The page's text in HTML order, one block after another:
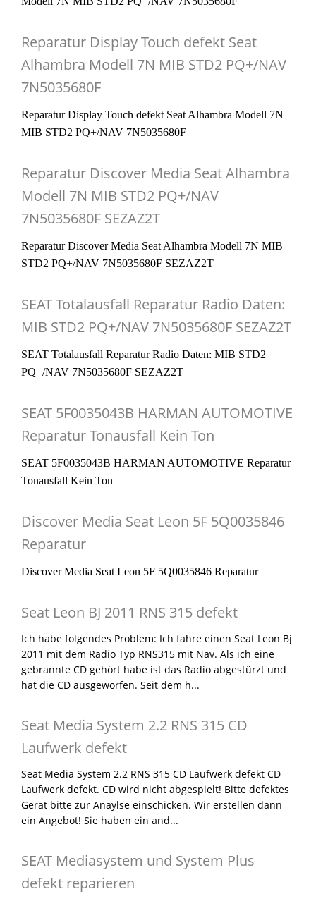
Reparatur Display Touch defekt Seat
Alhambra Modell 7N MIB STD2 PQ+/NAV
7N5035680F
Reparatur Display Touch defekt Seat Alhambra Modell 7N
MIB STD2 PQ+/NAV 7N5035680F
Reparatur Discover Media Seat Alhambra
Modell 7N MIB STD2 PQ+/NAV
7N5035680F SEZAZ2T
Reparatur Discover Media Seat Alhambra Modell 7N MIB
STD2 PQ+/NAV 7N5035680F SEZAZ2T
SEAT Totalausfall Reparatur Radio Daten:
MIB STD2 PQ+/NAV 7N5035680F SEZAZ2T
SEAT Totalausfall Reparatur Radio Daten: MIB STD2
PQ+/NAV 7N5035680F SEZAZ2T
SEAT 5F0035043B HARMAN AUTOMOTIVE
Reparatur Tonausfall Kein Ton
SEAT 5F0035043B HARMAN AUTOMOTIVE Reparatur
Tonausfall Kein Ton
Discover Media Seat Leon 5F 5Q0035846
Reparatur
Discover Media Seat Leon 5F 5Q0035846 Reparatur
Seat Leon BJ 2011 RNS 315 defekt
Ich habe folgendes Problem: Ich fahre einen Seat Leon Bj
2011 mit dem Radio Typ RNS315 mit Nav. Als ich eine
gebrannte CD gehört habe ist das Radio abgestürzt und
hat die CD ausgeworfen. Seit dem h...
Seat Media System 2.2 RNS 315 CD
Laufwerk defekt
Seat Media System 2.2 RNS 315 CD Laufwerk defekt CD
Laufwerk defekt. CD wird nicht abgespielt! Bitte defektes
Gerät bitte zur Anaylse einschicken. Wir erstellen dann
ein Angebot! Sie haben ein and...
SEAT Mediasystem und System Plus
defekt reparieren